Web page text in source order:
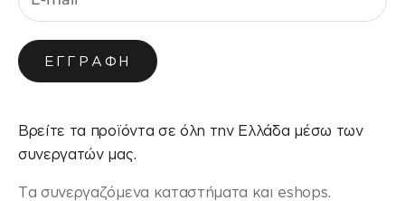
ΕΓΓΡΑΦΉ
Βρείτε τα προϊόντα σε όλη την Ελλάδα μέσω των
συνεργατών μας.
Τα συνεργαζόμενα καταστήματα και eshops.